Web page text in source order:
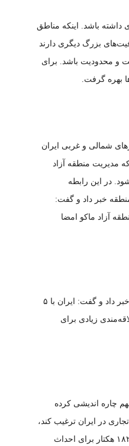
باشد. اینکه مناطق
بزرگ دیگری دارند
و محدودیت باشد. برای
بهره گرفت.
شمالی و غربی ایران
مدیریت منطقه آزاد
در این رابطه
خبر داد و گفت:
در منطقه آزاد ماکو امضا
حسین گروسی از توجه به ظرفیت همکاری و رایزنی با کشور‌های همسایه برای رونق اقتصادی خبر داد و گفت: ایران با ۵
زیادی برای
چاره اندیشی کرده
در ایران ترغیب کند،
از برنامه ریزی برای احداث دهکده لجستیک خبر داد و گفت: در طرح جامع زمینی به مساحت ۱۸۲۰ هکتار برای احداث